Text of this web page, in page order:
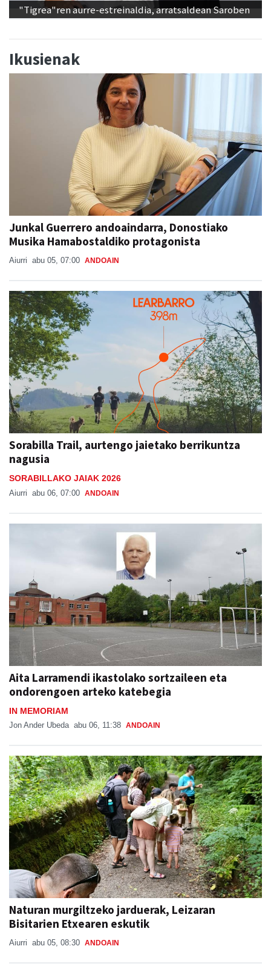
"Tigrea"ren aurre-estreinaldia, arratsaldean Saroben
Ikusienak
Junkal Guerrero andoaindarra, Donostiako
Musika Hamabostaldiko protagonista
Aiurri abu 05, 07:00 ANDOAIN
Sorabilla Trail, aurtengo jaietako berrikuntza
nagusia
SORABILLAKO JAIAK 2026
Aiurri abu 06, 07:00 ANDOAIN
Aita Larramendi ikastolako sortzaileen eta
ondorengoen arteko katebegia
IN MEMORIAM
Jon Ander Ubeda abu 06, 11:38 ANDOAIN
Naturan murgiltzeko jarduerak, Leizaran
Bisitarien Etxearen eskutik
Aiurri abu 05, 08:30 ANDOAIN